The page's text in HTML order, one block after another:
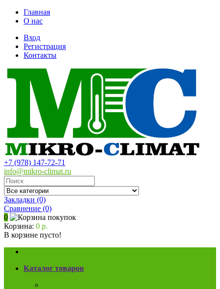
Главная
О нас
Вход
Регистрация
Контакты
+7 (978) 147-72-71
info@mikro-climat.ru
Закладки (0)
Сравнение (0)
0
Корзина: 0 р.
В корзине пусто!
Каталог товаров